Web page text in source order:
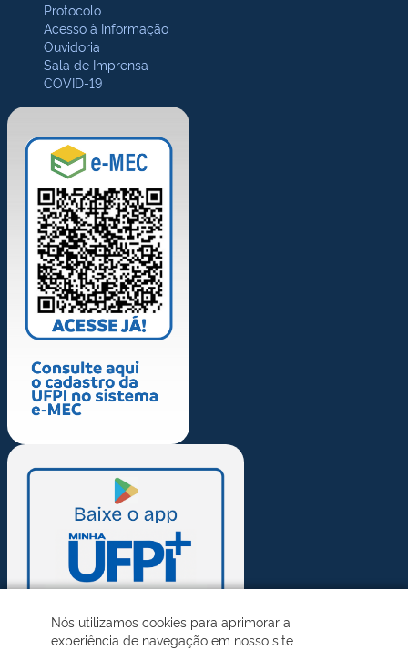
Protocolo
Acesso à Informação
Ouvidoria
Sala de Imprensa
COVID-19
Nós utilizamos cookies para aprimorar a
experiência de navegação em nosso site.